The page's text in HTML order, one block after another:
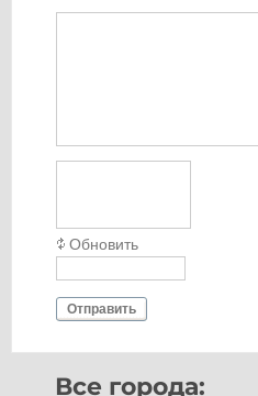
Обновить
Отправить
Все города: